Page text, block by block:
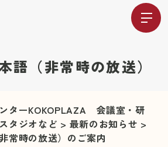
語（非常時の放送）
ターKOKOPLAZA 会議室・研
タジオなど > 最新のお知らせ >
常時の放送）のご案内